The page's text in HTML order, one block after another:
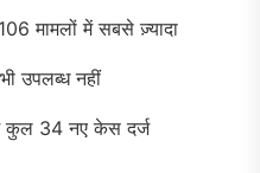
मामलों में सबसे ज़्यादा
उपलब्ध नहीं
कुल 34 नए केस दर्ज